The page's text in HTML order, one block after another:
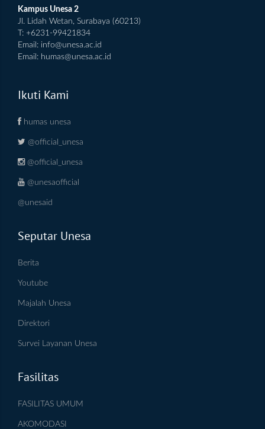
Kampus Unesa 2
Jl. Lidah Wetan, Surabaya (60213)
T: +6231-99421834
Email: info@unesa.ac.id
Email: humas@unesa.ac.id
Ikuti Kami
humas unesa
@official_unesa
@official_unesa
@unesaofficial
@unesaid
Seputar Unesa
Berita
Youtube
Majalah Unesa
Direktori
Survei Layanan Unesa
Fasilitas
FASILITAS UMUM
AKOMODASI